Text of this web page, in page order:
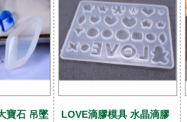
寶石 吊墜
LOVE滴膠模具 水晶滴膠